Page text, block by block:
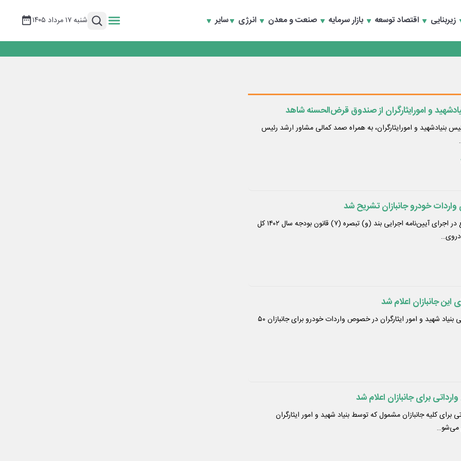
زیربنایی اقتصاد توسعه بازار سرمایه صنعت و معدن انرژی سایر شنبه ۱۷ مرداد ۱۴۰۵
و امورایثارگران از صندوق قرض‌الحسنه شاهد
بنیادشهید و امورایثارگران، به همراه صمد کمالی مشاور ارشد رئیس
واردات خودرو جانبازان تشریح شد
در پی طرح درخواست تسریع در اجرای آیین‌نامه اجرایی بند (و) تبصره (۷) قانون بودجه سال ۱۴۰۲ کل
این جانبازان اعلام شد
دفتر مسکن و تسهیلات رفاهی بنیاد شهید و امور ایثارگران در خصوص واردات خودرو برای جانبازان ۵۰
برای جانبازان اعلام شد
برای کلیه جانبازان مشمول که توسط بنیاد شهید و امور ایثارگران
می‌شو…